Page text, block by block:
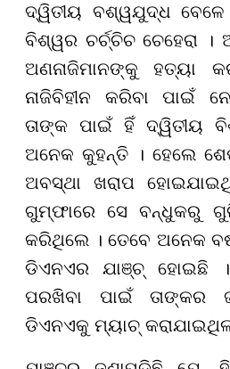
ଦ୍ୱିତୀୟ ବଶ୍ୱଯୁଦ୍ଧ ବେଳେ
ବିଶ୍ୱର ଚର୍ଚ୍ଚିଚ ଚେହେରା ।
ଅଣନାଜିମାନଙ୍କୁ ହତ୍ୟା
ନାଜିବିହୀନ କରିବା ପାଇଁ
ତାଙ୍କ ପାଇଁ ହିଁ ଦ୍ୱିତୀୟ
ଅନେକ କୁହନ୍ତି । ହେଲେ
ଅବସ୍ଥା ଖରାପ
ଗୁମ୍ଫାରେ ସେ ବନ୍ଧୁକରୁ
କରିଥିଲେ । ତେବେ ଅନେକ
ଡିଏନଏର ଯାଞ୍ଚ୍ ହୋଇଛି
ପରଖିବା ପାଇଁ ତାଙ୍କର
ଡିଏନଏକୁ ମ୍ୟାଚ୍